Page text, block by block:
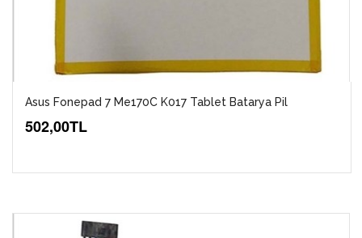
Asus Fonepad 7 Me170C K017 Tablet Batarya Pil
502,00TL